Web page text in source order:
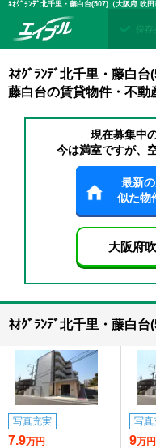
保存
ﾈｵｸﾞﾗﾝﾃﾞ北千里・藤白
藤白台の賃貸物件・不動
現在募集中
今は満室ですが、
最新
似た物
大阪府
ﾈｵｸﾞﾗﾝﾃﾞ北千里・藤白
写真充実
7.9万円
写真
9万円